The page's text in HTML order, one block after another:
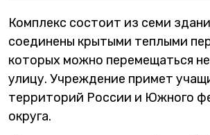
Комплекс состоит из семи
соединены крытыми теплыми
которых можно перемещаться
улицу. Учреждение примет
территорий России и Южного
округа.